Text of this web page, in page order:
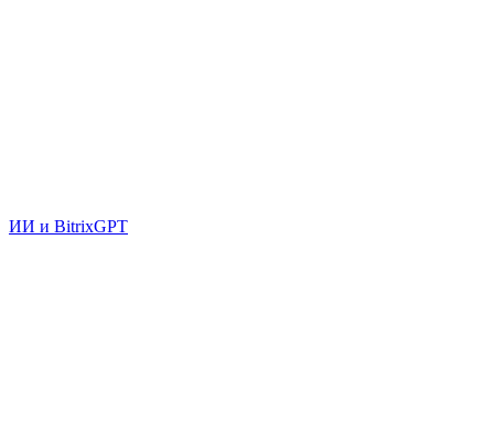
ИИ и BitrixGPT